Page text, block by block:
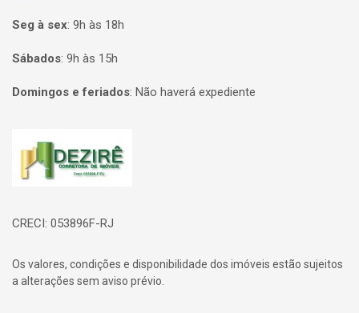
Seg à sex: 9h às 18h
Sábados: 9h às 15h
Domingos e feriados: Não haverá expediente
Página inicial
CRECI: 053896F-RJ
Os valores, condições e disponibilidade dos imóveis estão sujeitos
a alterações sem aviso prévio.